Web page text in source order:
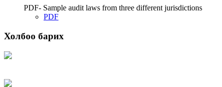
PDF- Sample audit laws from three different jurisdictions
PDF
Холбоо барих